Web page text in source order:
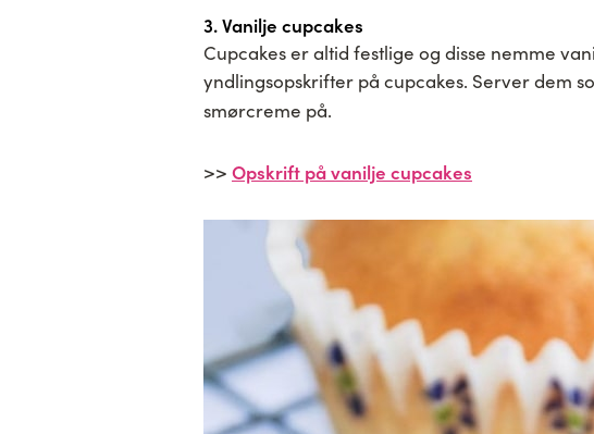
3. Vanilje cupcakes
Cupcakes er altid festlige og disse nemme
yndlingsopskrifter på cupcakes. Server dem
smørcreme på.
>> Opskrift på vanilje cupcakes